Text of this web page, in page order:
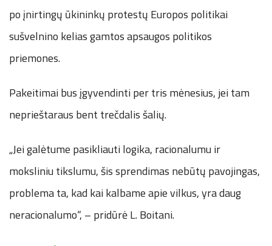
po įnirtingų ūkininkų protestų Europos politikai
sušvelnino kelias gamtos apsaugos politikos
priemones.
Pakeitimai bus įgyvendinti per tris mėnesius, jei tam
neprieštaraus bent trečdalis šalių.
„Jei galėtume pasikliauti logika, racionalumu ir
moksliniu tikslumu, šis sprendimas nebūtų pavojingas,
problema ta, kad kai kalbame apie vilkus, yra daug
neracionalumo“, – pridūrė L. Boitani.